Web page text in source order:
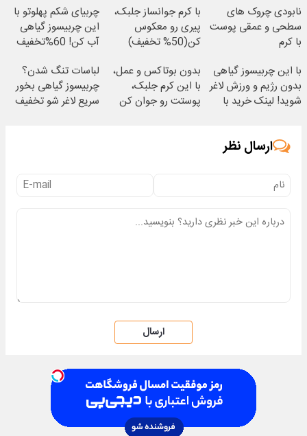
نابودی چروک های
سطحی و عمقی پوست
با کرم
با کرم جوانساز جلبک،
پیری رو معکوس
کن(50% تخفیف)
چربیای شکم پهلوتو با
این چربیسوز گیاهی
آب کن! 60%تخفیف
با این چربیسوز گیاهی
بدون رژیم و ورزش لاغر
شوید! لینک خرید با
بدون بوتاکس و عمل،
با این کرم جلبک،
پوستت رو جوان کن
لباسات تنگ شدن؟
چربیسوز گیاهی بخور
سریع لاغر شو تخفیف
ارسال نظر
ارسال